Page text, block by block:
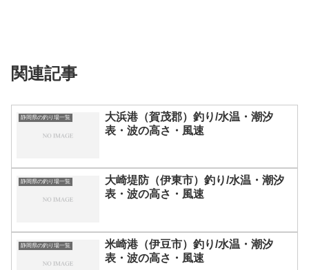
関連記事
静岡県の釣り場一覧
大浜港（賀茂郡）釣り/水温・潮汐
表・波の高さ・風速
静岡県の釣り場一覧
大崎堤防（伊東市）釣り/水温・潮汐
表・波の高さ・風速
静岡県の釣り場一覧
米崎港（伊豆市）釣り/水温・潮汐
表・波の高さ・風速